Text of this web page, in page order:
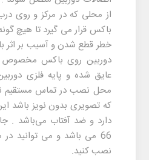
از محلی که در مرکز و روی
باکس قرار می گیرد تا هیچ
خطر قطع شدن و آسیب بر اثر
دوربین روی باکس
عایق شده و پایه فلزی
محل نصب در تماس مستقیم
که تصویری بدون نویز باشد
66 می باشد و می توانید
نصب کنید.